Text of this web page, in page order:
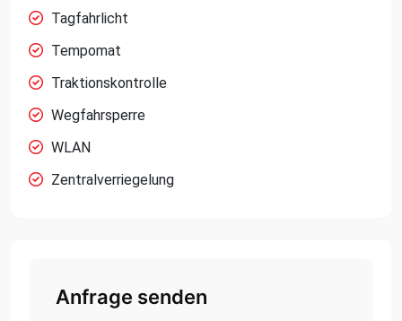
Tagfahrlicht
Tempomat
Traktionskontrolle
Wegfahrsperre
WLAN
Zentralverriegelung
Anfrage senden